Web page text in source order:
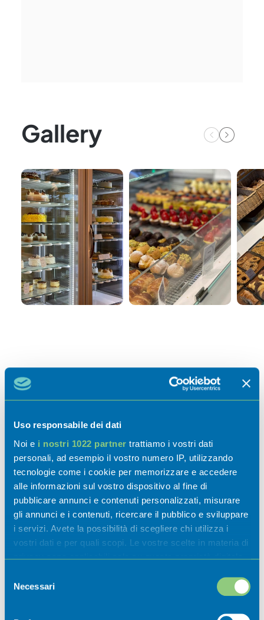
Uso responsabile dei dati
Noi e i nostri 1022 partner trattiamo i vostri dati
personali, ad esempio il vostro numero IP, utilizzando
tecnologie come i cookie per memorizzare e accedere
alle informazioni sul vostro dispositivo al fine di
pubblicare annunci e contenuti personalizzati, misurare
gli annunci e i contenuti, ricercare il pubblico e sviluppare
i servizi. Avete la possibilità di scegliere chi utilizza i
vostri dati e per quali scopi. Le vostre scelte in materia di
privacy sono applicabili solo su questa proprietà digitale
modificare o revocare il proprio consenso in qualsiasi
momento dalla Dichiarazione sui cookie o facendo clic
delNecessari
Gallery
Attività
Sapori
Esperienze